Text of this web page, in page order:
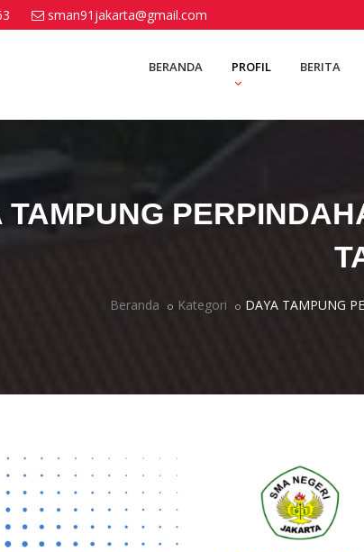
sman91jakarta@gmail.com
BERANDA PROFIL BERITA
TAMPUNG
Beranda Kategori DAYA TAMPUNG